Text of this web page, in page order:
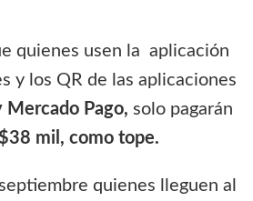
quienes usen la aplicación
y los QR de las aplicaciones
Mercado Pago, solo pagarán
mil, como tope.
quienes lleguen al